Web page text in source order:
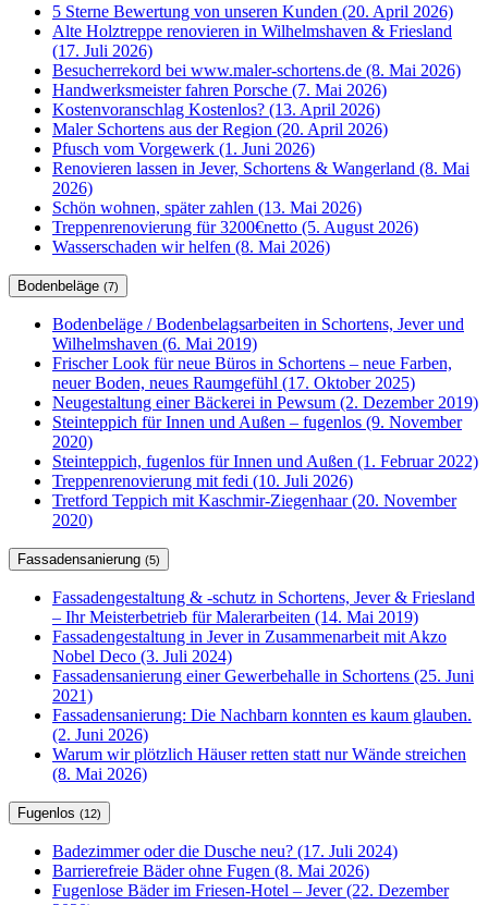
5 Sterne Bewertung von unseren Kunden (20. April 2026)
Alte Holztreppe renovieren in Wilhelmshaven & Friesland
(17. Juli 2026)
Besucherrekord bei www.maler-schortens.de (8. Mai 2026)
Handwerksmeister fahren Porsche (7. Mai 2026)
Kostenvoranschlag Kostenlos? (13. April 2026)
Maler Schortens aus der Region (20. April 2026)
Pfusch vom Vorgewerk (1. Juni 2026)
Renovieren lassen in Jever, Schortens & Wangerland (8. Mai
2026)
Schön wohnen, später zahlen (13. Mai 2026)
Treppenrenovierung für 3200€netto (5. August 2026)
Wasserschaden wir helfen (8. Mai 2026)
Bodenbeläge (7)
Bodenbeläge / Bodenbelagsarbeiten in Schortens, Jever und
Wilhelmshaven (6. Mai 2019)
Frischer Look für neue Büros in Schortens – neue Farben,
neuer Boden, neues Raumgefühl (17. Oktober 2025)
Neugestaltung einer Bäckerei in Pewsum (2. Dezember 2019)
Steinteppich für Innen und Außen – fugenlos (9. November
2020)
Steinteppich, fugenlos für Innen und Außen (1. Februar 2022)
Treppenrenovierung mit fedi (10. Juli 2026)
Tretford Teppich mit Kaschmir-Ziegenhaar (20. November
2020)
Fassadensanierung (5)
Fassadengestaltung & -schutz in Schortens, Jever & Friesland
– Ihr Meisterbetrieb für Malerarbeiten (14. Mai 2019)
Fassadengestaltung in Jever in Zusammenarbeit mit Akzo
Nobel Deco (3. Juli 2024)
Fassadensanierung einer Gewerbehalle in Schortens (25. Juni
2021)
Fassadensanierung: Die Nachbarn konnten es kaum glauben.
(2. Juni 2026)
Warum wir plötzlich Häuser retten statt nur Wände streichen
(8. Mai 2026)
Fugenlos (12)
Badezimmer oder die Dusche neu? (17. Juli 2024)
Barrierefreie Bäder ohne Fugen (8. Mai 2026)
Fugenlose Bäder im Friesen-Hotel – Jever (22. Dezember